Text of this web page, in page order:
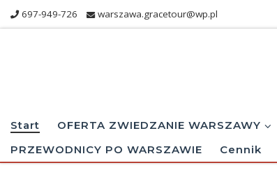
Skip to content
697-949-726 warszawa.gracetour@wp.pl
Start OFERTA ZWIEDZANIE WARSZAWY
PRZEWODNICY PO WARSZAWIE
Cennik